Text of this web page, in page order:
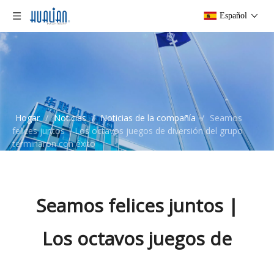
Español
Hogar / Noticias / Noticias de la compañía / Seamos
felices juntos | Los octavos juegos de diversión del grupo
terminaron con éxito
Seamos felices juntos |
Los octavos juegos de